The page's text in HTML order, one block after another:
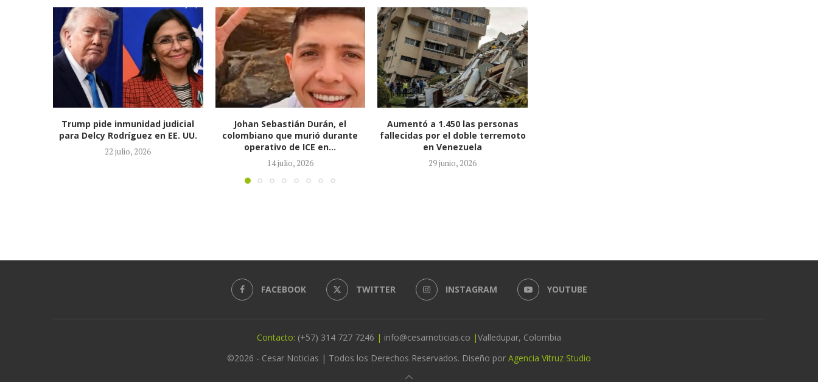
Johan Sebastián Durán, el
colombiano que murió durante
operativo de ICE en...
Aumentó a 1.450 las personas
fallecidas por el doble terremoto
en Venezuela
29 junio, 2026
Congresistas estadounidenses
cuestionan la injerencia de
Trump en elecciones de Colombia
18 junio, 2026
FACEBOOK TWITTER INSTAGRAM YOUTUBE
Contacto: (+57) 314 727 7246 | info@cesarnoticias.co |Valledupar, Colombia
©2026 - Cesar Noticias | Todos los Derechos Reservados. Diseño por Agencia Vitruz Studio